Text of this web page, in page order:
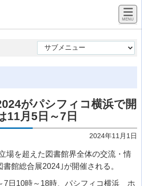
がパシフィコ横浜で開
11月5日～7日
2024年11月1日
場を超えた図書館界全体の交流・情
館総合展2024｣が開催される。
7日10時～18時、パシフィコ横浜 ホ